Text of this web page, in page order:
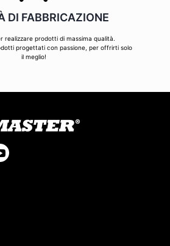
DI FABBRICAZIONE
realizzare prodotti di massima qualità.
progettati con passione, per offrirti solo
il meglio!